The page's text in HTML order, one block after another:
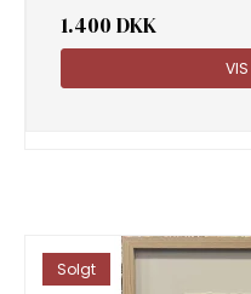
1.400 DKK
VIS
Solgt